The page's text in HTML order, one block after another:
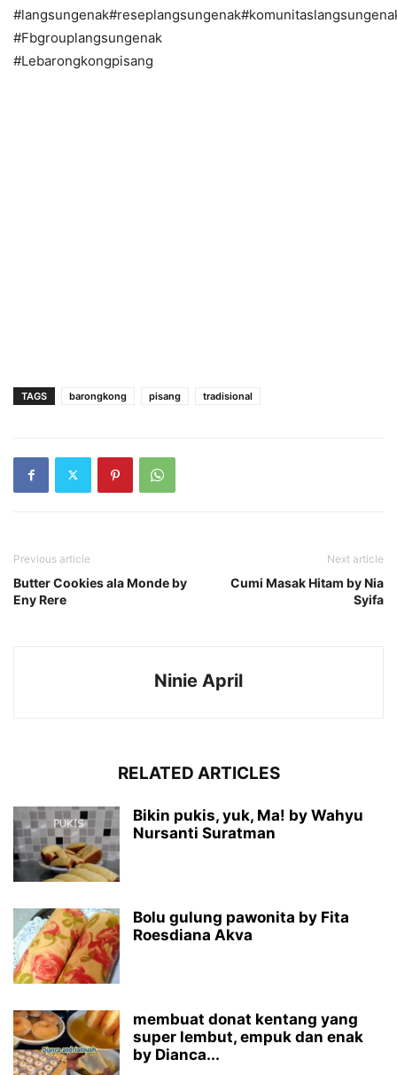
#Fbgrouplangsungenak
#Lebarongkongpisang
TAGS barongkong pisang tradisional
Previous article
Butter Cookies ala Monde by
Eny Rere
Next article
Cumi Masak Hitam by Nia
Syifa
Ninie April
RELATED ARTICLES
Bikin pukis, yuk, Ma! by Wahyu
Nursanti Suratman
Bolu gulung pawonita by Fita
Roesdiana Akva
membuat donat kentang yang
super lembut, empuk dan enak
by Dianca...